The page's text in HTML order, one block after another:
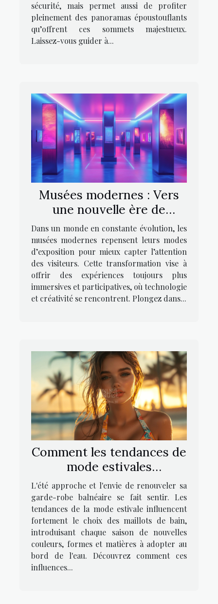
sécurité, mais permet aussi de profiter
pleinement des panoramas époustouflants
qu’offrent ces sommets majestueux.
Laissez-vous guider à...
Musées modernes : Vers
une nouvelle ère de
l’exposition
Dans un monde en constante évolution, les
musées modernes repensent leurs modes
d’exposition pour mieux capter l’attention
des visiteurs. Cette transformation vise à
offrir des expériences toujours plus
immersives et participatives, où technologie
et créativité se rencontrent. Plongez dans...
Comment les tendances de
mode estivales
influencent-elles le choix
des maillots de bain ?
L'été approche et l'envie de renouveler sa
garde-robe balnéaire se fait sentir. Les
tendances de la mode estivale influencent
fortement le choix des maillots de bain,
introduisant chaque saison de nouvelles
couleurs, formes et matières à adopter au
bord de l'eau. Découvrez comment ces
influences...